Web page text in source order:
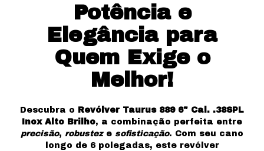
Potência e
Elegância para
Quem Exige o
Melhor!
Descubra o
Revólver Taurus 889 6" Cal. .38SPL
Inox Alto Brilho, a combinação perfeita entre
precisão, robusteze sofisticação. Com seu cano
longo de 6 polegadas, este revólver